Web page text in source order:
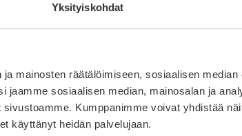
Yksityiskohdat
mainosten räätälöimiseen, sosiaalisen
jaamme sosiaalisen median, mainosalan ja
Kumppanimme voivat yhdistää
käyttänyt heidän palvelujaan.
Katso